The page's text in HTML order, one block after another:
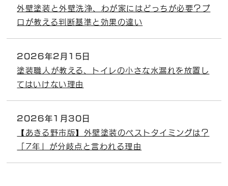
外壁塗装と外壁洗浄、わが家にはどっちが必要？プ
ロが教える判断基準と効果の違い
2026年2月15日
塗装職人が教える、トイレの小さな水漏れを放置し
てはいけない理由
2026年1月30日
【あきる野市版】外壁塗装のベストタイミングは？
「7年」が分岐点と言われる理由